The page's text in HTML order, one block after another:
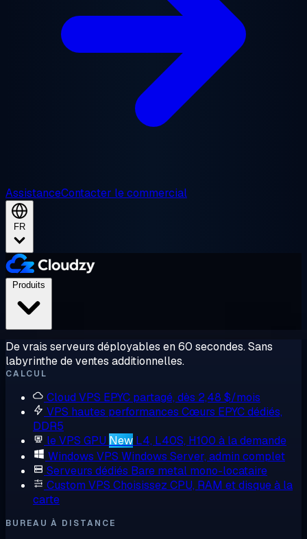
AssistanceContacter le commercial
FR
De vrais serveurs déployables en 60 secondes. Sans
labyrinthe de ventes additionnelles.
CALCUL
Cloud VPS EPYC partagé, dès 2,48 $/mois
VPS hautes performances Cœurs EPYC dédiés,
DDR5
le VPS GPU New L4, L40S, H100 à la demande
Windows VPS Windows Server, admin complet
Serveurs dédiés Bare metal mono-locataire
Custom VPS Choisissez CPU, RAM et disque à la
carte
BUREAU À DISTANCE